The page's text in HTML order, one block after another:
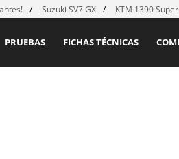
Suzuki SV7 GX KTM 1390
FICHAS TÉCNICAS
PRUEBAS